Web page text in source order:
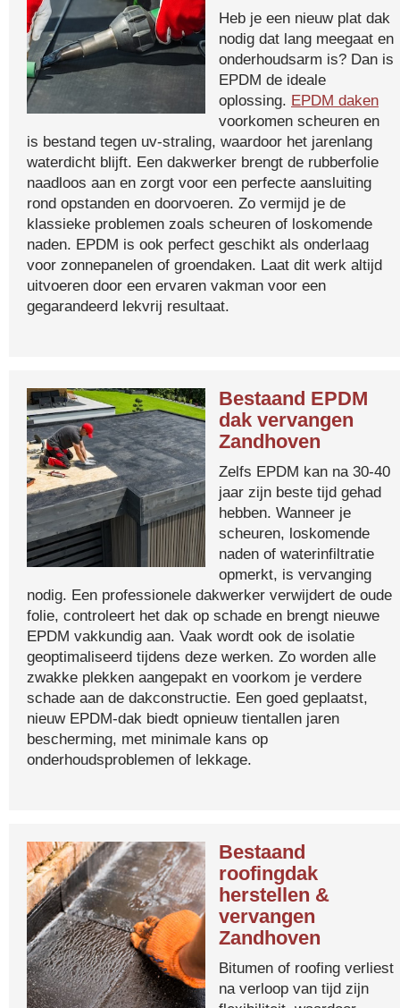
Heb je een nieuw plat dak
nodig dat lang meegaat en
onderhoudsarm is? Dan is
EPDM de ideale
oplossing. EPDM daken
voorkomen scheuren en
is bestand tegen uv-straling, waardoor het jarenlang
waterdicht blijft. Een dakwerker brengt de rubberfolie
naadloos aan en zorgt voor een perfecte aansluiting
rond opstanden en doorvoeren. Zo vermijd je de
klassieke problemen zoals scheuren of loskomende
naden. EPDM is ook perfect geschikt als onderlaag
voor zonnepanelen of groendaken. Laat dit werk altijd
uitvoeren door een ervaren vakman voor een
gegarandeerd lekvrij resultaat.
Bestaand EPDM
dak vervangen
Zandhoven
Zelfs EPDM kan na 30-40
jaar zijn beste tijd gehad
hebben. Wanneer je
scheuren, loskomende
naden of waterinfiltratie
opmerkt, is vervanging
nodig. Een professionele dakwerker verwijdert de oude
folie, controleert het dak op schade en brengt nieuwe
EPDM vakkundig aan. Vaak wordt ook de isolatie
geoptimaliseerd tijdens deze werken. Zo worden alle
zwakke plekken aangepakt en voorkom je verdere
schade aan de dakconstructie. Een goed geplaatst,
nieuw EPDM-dak biedt opnieuw tientallen jaren
bescherming, met minimale kans op
onderhoudsproblemen of lekkage.
Bestaand
roofingdak
herstellen &
vervangen
Zandhoven
Bitumen of roofing verliest
na verloop van tijd zijn